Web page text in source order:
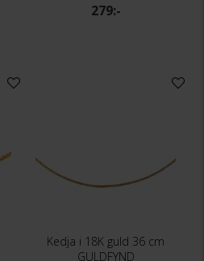
279:-
Kedja i 18K guld 36 cm
GULDFYND